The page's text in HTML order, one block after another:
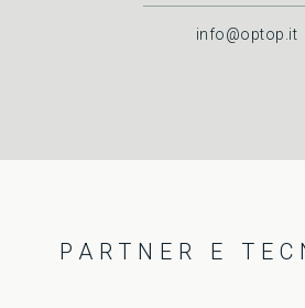
info@optop.it
PARTNER E